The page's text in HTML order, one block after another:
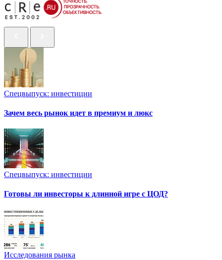
Спецвыпуск: инвестиции
Зачем весь рынок идет в премиум и люкс
Спецвыпуск: инвестиции
Готовы ли инвесторы к длинной игре с ЦОД?
Исследования рынка